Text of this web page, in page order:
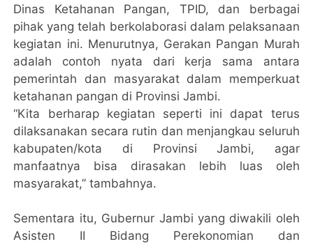
Dinas Ketahanan Pangan, TPID, dan berbagai
pihak yang telah berkolaborasi dalam pelaksanaan
kegiatan ini. Menurutnya, Gerakan Pangan Murah
adalah contoh nyata dari kerja sama antara
pemerintah dan masyarakat dalam memperkuat
ketahanan pangan di Provinsi Jambi.
“Kita berharap kegiatan seperti ini dapat terus
dilaksanakan secara rutin dan menjangkau seluruh
kabupaten/kota di Provinsi Jambi, agar
manfaatnya bisa dirasakan lebih luas oleh
masyarakat,” tambahnya.
Sementara itu, Gubernur Jambi yang diwakili oleh
Asisten II Bidang Perekonomian dan